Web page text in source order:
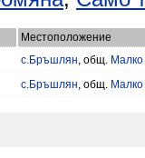
Местоположение
с.Бръшлян, общ.
с.Бръшлян, общ.